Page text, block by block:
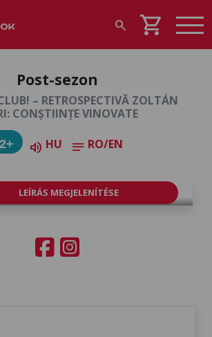
search shopping_cart
Post-sezon
– RETROSPECTIVĂ ZOLTÁN
CONȘTIINȚE VINOVATE
volume_up HU notes RO/EN
LEÍRÁS MEGJELENÍTÉSE